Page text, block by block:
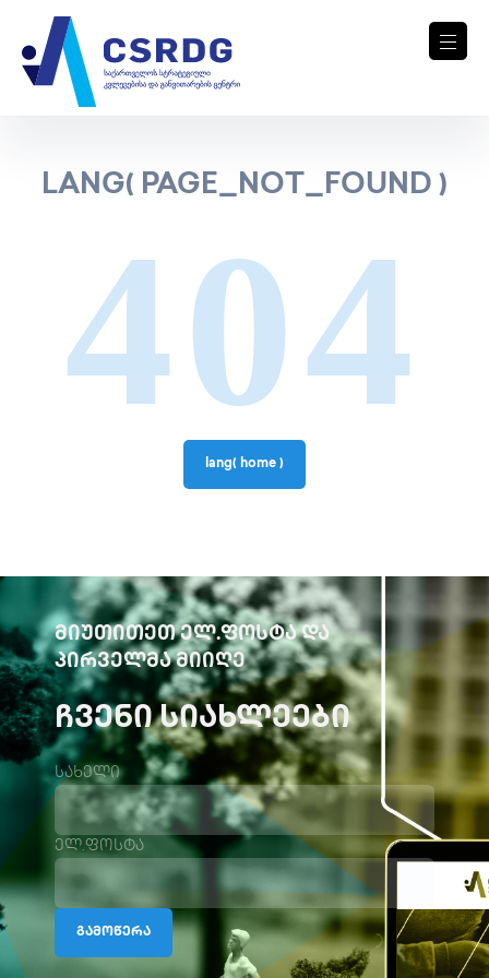
LANG( PAGE_NOT_FOUND )
404
lang( home )
ᲛᲘᲣᲗᲘᲗᲔᲗ ᲔᲚ.ᲤᲝᲡᲢᲐ ᲓᲐ
ᲞᲘᲠᲕᲔᲚᲛᲐ ᲛᲘᲘᲦᲔ
ᲩᲕᲔᲜᲘ ᲡᲘᲐᲮᲚᲔᲔᲑᲘ
სახელი
ელ.ფოსტა
გამოწერა